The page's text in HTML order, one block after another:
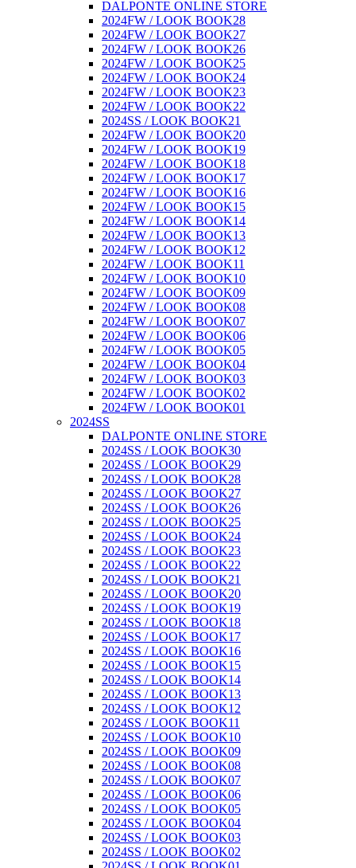
DALPONTE ONLINE STORE
2024FW / LOOK BOOK28
2024FW / LOOK BOOK27
2024FW / LOOK BOOK26
2024FW / LOOK BOOK25
2024FW / LOOK BOOK24
2024FW / LOOK BOOK23
2024FW / LOOK BOOK22
2024SS / LOOK BOOK21
2024FW / LOOK BOOK20
2024FW / LOOK BOOK19
2024FW / LOOK BOOK18
2024FW / LOOK BOOK17
2024FW / LOOK BOOK16
2024FW / LOOK BOOK15
2024FW / LOOK BOOK14
2024FW / LOOK BOOK13
2024FW / LOOK BOOK12
2024FW / LOOK BOOK11
2024FW / LOOK BOOK10
2024FW / LOOK BOOK09
2024FW / LOOK BOOK08
2024FW / LOOK BOOK07
2024FW / LOOK BOOK06
2024FW / LOOK BOOK05
2024FW / LOOK BOOK04
2024FW / LOOK BOOK03
2024FW / LOOK BOOK02
2024FW / LOOK BOOK01
2024SS
DALPONTE ONLINE STORE
2024SS / LOOK BOOK30
2024SS / LOOK BOOK29
2024SS / LOOK BOOK28
2024SS / LOOK BOOK27
2024SS / LOOK BOOK26
2024SS / LOOK BOOK25
2024SS / LOOK BOOK24
2024SS / LOOK BOOK23
2024SS / LOOK BOOK22
2024SS / LOOK BOOK21
2024SS / LOOK BOOK20
2024SS / LOOK BOOK19
2024SS / LOOK BOOK18
2024SS / LOOK BOOK17
2024SS / LOOK BOOK16
2024SS / LOOK BOOK15
2024SS / LOOK BOOK14
2024SS / LOOK BOOK13
2024SS / LOOK BOOK12
2024SS / LOOK BOOK11
2024SS / LOOK BOOK10
2024SS / LOOK BOOK09
2024SS / LOOK BOOK08
2024SS / LOOK BOOK07
2024SS / LOOK BOOK06
2024SS / LOOK BOOK05
2024SS / LOOK BOOK04
2024SS / LOOK BOOK03
2024SS / LOOK BOOK02